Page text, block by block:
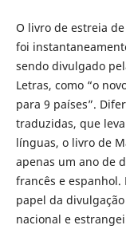
O livro de estreia
foi
sendo divulgado
Letras, como “o
para 9 países”.
traduzidas, que
línguas, o livro de
apenas um ano de
francês e
papel da
nacional e